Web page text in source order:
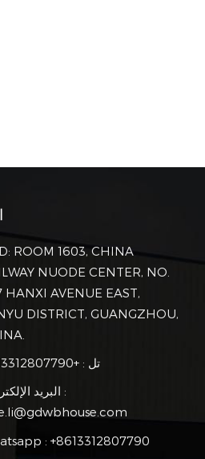
ROOM 1603, CHINA
NUODE CENTER, NO.
HANXI AVENUE EAST,
DISTRICT, GUANGZHOU,
تل : +8613312807790
البريد
: +8613312807790